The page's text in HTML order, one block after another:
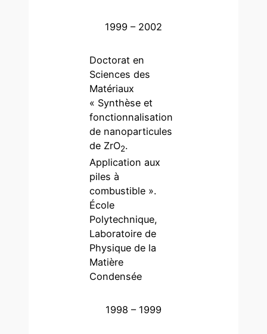
1999 – 2002
Doctorat en
Sciences des
Matériaux
« Synthèse et
fonctionnalisation
de nanoparticules
de ZrO2.
Application aux
piles à
combustible ».
École
Polytechnique,
Laboratoire de
Physique de la
Matière
Condensée
1998 – 1999